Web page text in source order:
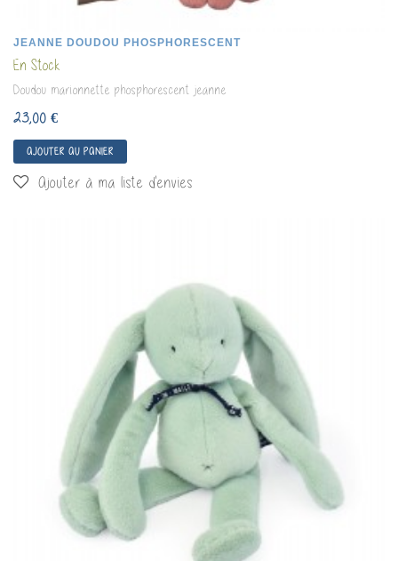
JEANNE DOUDOU PHOSPHORESCENT
En Stock
Doudou marionnette phosphorescent jeanne
23,00 €
AJOUTER AU PANIER
Ajouter à ma liste d'envies